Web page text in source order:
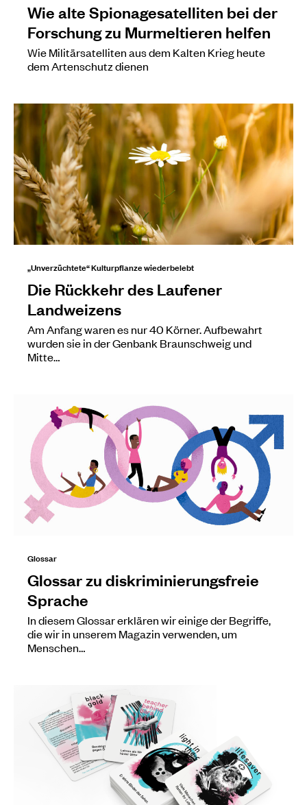
Wie alte Spionagesatelliten bei der
Forschung zu Murmeltieren helfen
Wie Militärsatelliten aus dem Kalten Krieg heute
dem Artenschutz dienen
„Unverzüchtete“ Kulturpflanze wiederbelebt
Die Rückkehr des Laufener
Landweizens
Am Anfang waren es nur 40 Körner. Aufbewahrt
wurden sie in der Genbank Braunschweig und
Mitte…
Glossar
Glossar zu diskriminierungsfreie
Sprache
In diesem Glossar erklären wir einige der Begriffe,
die wir in unserem Magazin verwenden, um
Menschen…